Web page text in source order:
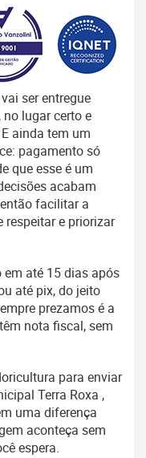
ser entregue
lugar certo e
ainda tem um
pagamento só
que esse é um
acabam
facilitar a
respeitar e priorizar
em até 15 dias após
até pix, do jeito
prezamos é a
nota fiscal, sem
para enviar
Terra Roxa ,
uma diferença
aconteça sem
espera.